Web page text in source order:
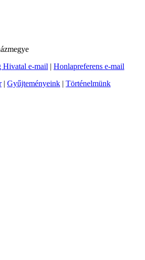
Hivatal e-mail | Honlapreferens e-mail
| Gyűjteményeink | Történelmünk